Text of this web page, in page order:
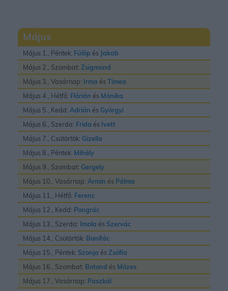
Május
Május 1., Péntek: Fülöp és Jakab
Május 2., Szombat: Zsigmond
Május 3., Vasárnap: Irma ésTimea
Május 4., Hétfő: Flórián és Mónika
Május 5., Kedd: Adrián és Györgyi
Május 6., Szerda: Frida és Ivett
Május 7., Csütörtök: Gizella
Május 8., Péntek: Mihály
Május 9., Szombat: Gergely
Május 10., Vasárnap: Ármin és Pálma
Május 11., Hétfő: Ferenc
Május 12., Kedd: Pongrác
Május 13., Szerda: Imola és Szervác
Május 14., Csütörtök: Bonifác
Május 15., Péntek: Szonja ésZsófia
Május 16., Szombat: Botond és Mózes
Május 17., Vasárnap: Paszkál